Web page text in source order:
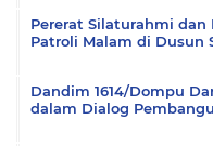
Pererat Silaturahmi dan
Patroli Malam di Dusun
Dandim 1614/Dompu
dalam Dialog